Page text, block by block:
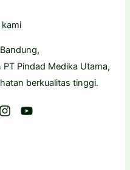
Pindad Medika Utama,
berkualitas tinggi.